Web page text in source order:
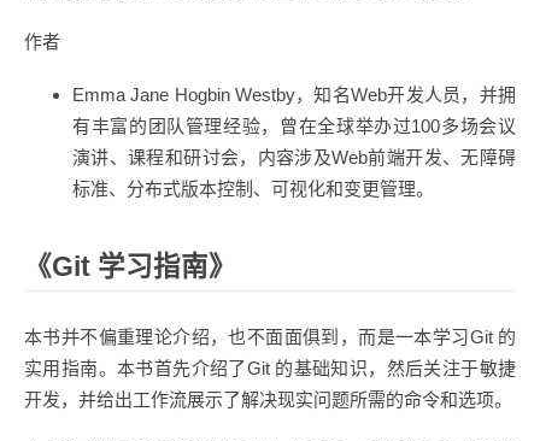
作者
Emma Jane Hogbin Westby，知名Web开发人员，并拥
有丰富的团队管理经验，曾在全球举办过100多场会议
演讲、课程和研讨会，内容涉及Web前端开发、无障碍
标准、分布式版本控制、可视化和变更管理。
《Git 学习指南》
本书并不偏重理论介绍，也不面面俱到，而是一本学习Git 的
实用指南。本书首先介绍了Git 的基础知识，然后关注于敏捷
开发，并给出工作流展示了解决现实问题所需的命令和选项。